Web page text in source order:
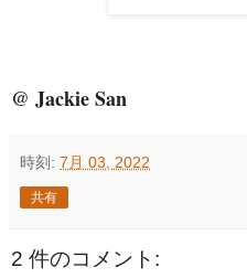
@ Jackie San
時刻: 7月 03, 2022
共有
2 件のコメント: